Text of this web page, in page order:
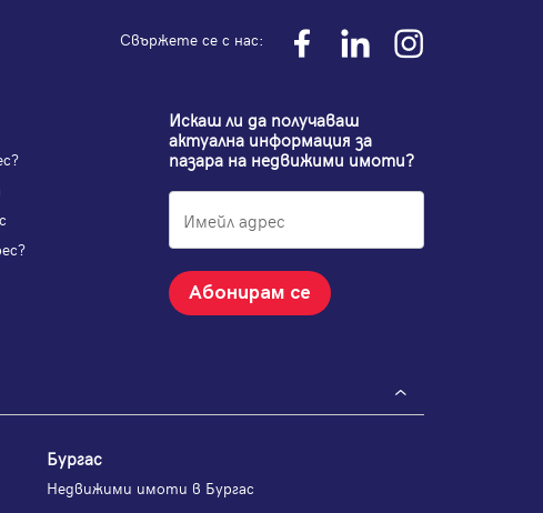
Свържете се с нас:
Искаш ли да получаваш
актуална информация за
пазара на недвижими имоти?
Абонирам се
Бургас
Недвижими имоти в Бургас